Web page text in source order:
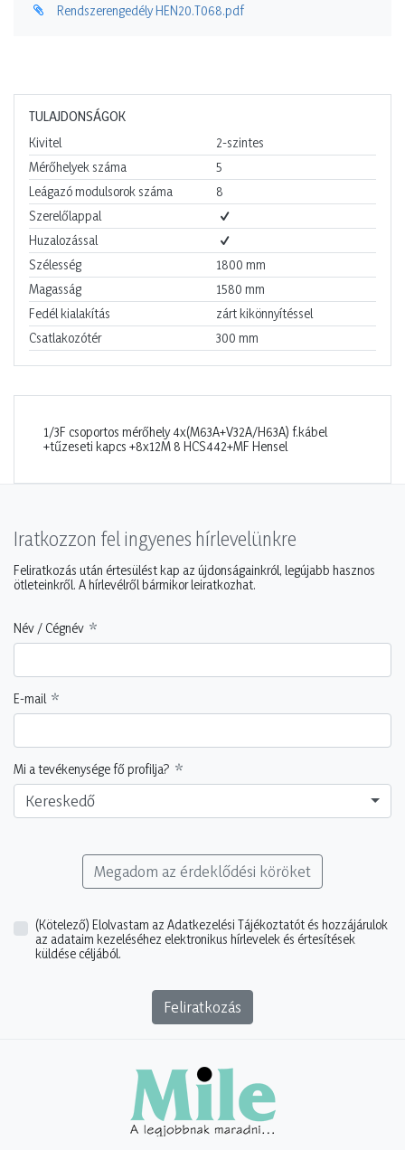
Rendszerengedély HEN20.T068.pdf
TULAJDONSÁGOK
Kivitel
2-szintes
Mérőhelyek száma
5
Leágazó modulsorok száma
8
Szerelőlappal
Huzalozással
Szélesség
1800 mm
Magasság
1580 mm
Fedél kialakítás
zárt kikönnyítéssel
Csatlakozótér
300 mm
1/3F csoportos mérőhely 4x(M63A+V32A/H63A) f.kábel
+tűzeseti kapcs +8x12M 8 HCS442+MF Hensel
Iratkozzon fel ingyenes hírlevelünkre
Feliratkozás után értesülést kap az újdonságainkról, legújabb hasznos
ötleteinkről. A hírlevélről bármikor leiratkozhat.
Név / Cégnév
E-mail
Mi a tevékenysége fő profilja?
Kereskedő
Megadom az érdeklődési köröket
(Kötelező) Elolvastam az Adatkezelési Tájékoztatót és hozzájárulok
az adataim kezeléséhez elektronikus hírlevelek és értesítések
küldése céljából.
Feliratkozás